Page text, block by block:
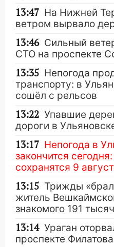
13:47 На Нижней
ветром вырвало
13:46 Сильный
СТО на проспекте
13:35 Непогода
транспорту: в
сошёл с рельсов
13:22 Упавшие
дороги в
13:17 Непогода в
закончится
сохранятся 9
13:15 Трижды «брал
житель
знакомого 191
13:14 Ураган
проспекте